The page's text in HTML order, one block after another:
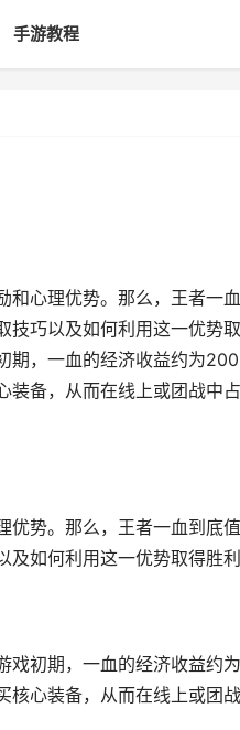
手游教程
心理优势。那么，王者一
巧以及如何利用这一优势
期，一血的经济收益约为
备，从而在线上或团战中
势。那么，王者一血到底
如何利用这一优势取得胜利
戏初期，一血的经济收益约
心装备，从而在线上或团战